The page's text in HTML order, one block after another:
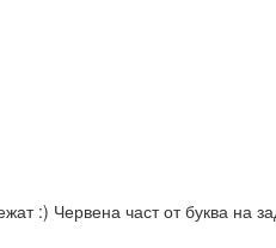
:) Червена част от буква на